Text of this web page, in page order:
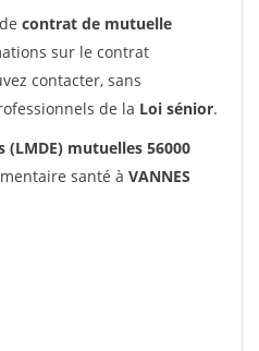
contrat de mutuelle
sur le contrat
contacter, sans
de la Loi sénior.
mutuelles 56000
santé à VANNES